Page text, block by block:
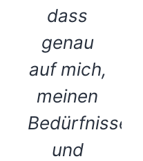
dass
genau
auf mich,
meinen
Bedürfnissen
und